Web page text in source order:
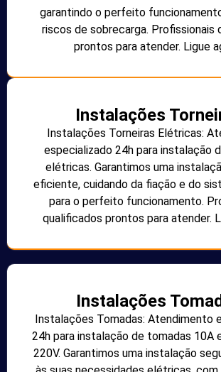
garantindo o perfeito
riscos de sobrecarga. Profissionais
prontos para atender. Ligue
Instalações
Instalações Torneiras Elétricas:
especializado 24h para instalação
elétricas. Garantimos uma
eficiente, cuidando da fiação e do
para o perfeito funcionamento.
qualificados prontos para atender.
Instalações
Instalações Tomadas: Atendimento
24h para instalação de tomadas 10A
220V. Garantimos uma instalação